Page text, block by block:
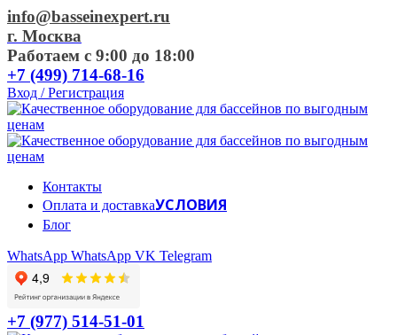
info@basseinexpert.ru
г. Москва
Работаем с 9:00 до 18:00
+7 (499) 714-68-16
Вход / Регистрация
Контакты
Оплата и доставкаУСЛОВИЯ
Блог
WhatsApp WhatsApp VK Telegram
+7 (977) 514-51-01